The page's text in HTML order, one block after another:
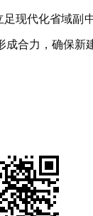
现代化省域
合力，确保新